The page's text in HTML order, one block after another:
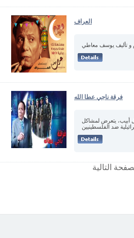
العراف
فرقة ناجي عطا الله
يتعرض لمشاكل
التالية